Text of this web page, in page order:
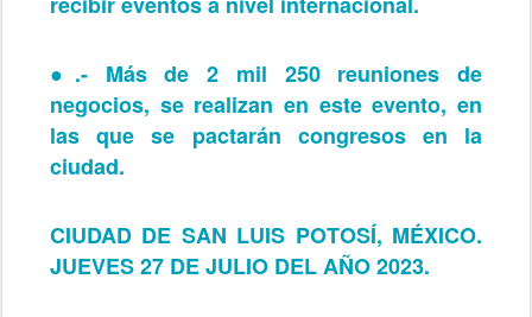
●.- Más de 2 mil 250 reuniones de
negocios, se realizan en este evento, en
las que se pactarán congresos en la
ciudad.
CIUDAD DE SAN LUIS POTOSÍ, MÉXICO.
JUEVES 27 DE JULIO DEL AÑO 2023.